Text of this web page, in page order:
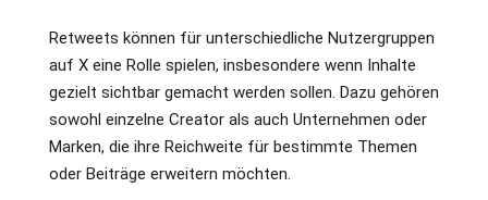
Retweets können für unterschiedliche Nutzergruppen
auf X eine Rolle spielen, insbesondere wenn Inhalte
gezielt sichtbar gemacht werden sollen. Dazu gehören
sowohl einzelne Creator als auch Unternehmen oder
Marken, die ihre Reichweite für bestimmte Themen
oder Beiträge erweitern möchten.